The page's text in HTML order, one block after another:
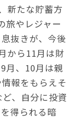
新たな貯蓄方
旅やレジャー
抜きが、今後
から11月は財
月、10月は親
報をもらえそ
、自分に投資
得られる暗